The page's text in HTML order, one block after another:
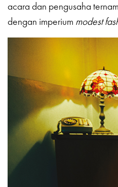
acara dan pengusaha
dengan imperium modest